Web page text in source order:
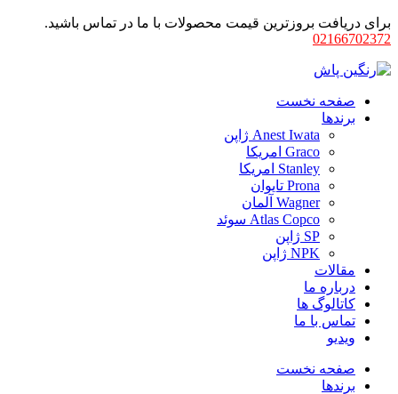
برای دریافت بروزترین قیمت محصولات با ما در تماس باشید.
02166702372
صفحه نخست
برندها
Anest Iwata ژاپن
Graco امریکا
Stanley امریکا
Prona تایوان
Wagner آلمان
Atlas Copco سوئد
SP ژاپن
NPK ژاپن
مقالات
درباره ما
کاتالوگ ها
تماس با ما
ویدیو
صفحه نخست
برندها